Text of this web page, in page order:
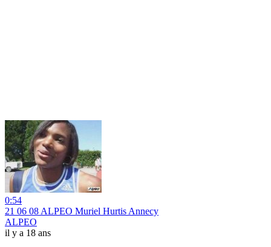
0:54
21 06 08 ALPEO Muriel Hurtis Annecy
ALPEO
il y a 18 ans